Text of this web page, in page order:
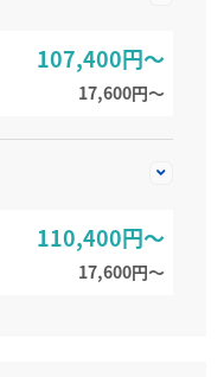
107,400円～
17,600円〜
110,400円～
17,600円〜